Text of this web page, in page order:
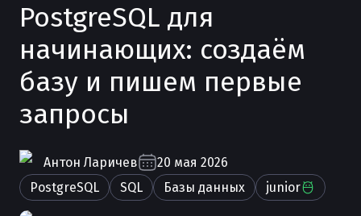
Вход
PostgreSQL для
начинающих: создаём
базу и пишем первые
запросы
Антон Ларичев
20 мая 2026
PostgreSQL
SQL Базы данных junior